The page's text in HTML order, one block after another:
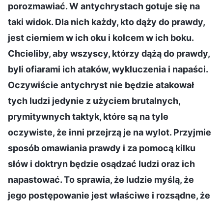
porozmawiać. W antychrystach gotuje się na
taki widok. Dla nich każdy, kto dąży do prawdy,
jest cierniem w ich oku i kolcem w ich boku.
Chcieliby, aby wszyscy, którzy dążą do prawdy,
byli ofiarami ich ataków, wykluczenia i napaści.
Oczywiście antychryst nie będzie atakował
tych ludzi jedynie z użyciem brutalnych,
prymitywnych taktyk, które są na tyle
oczywiste, że inni przejrzą je na wylot. Przyjmie
sposób omawiania prawdy i za pomocą kilku
słów i doktryn będzie osądzać ludzi oraz ich
napastować. To sprawia, że ludzie myślą, że
jego postępowanie jest właściwe i rozsądne, że